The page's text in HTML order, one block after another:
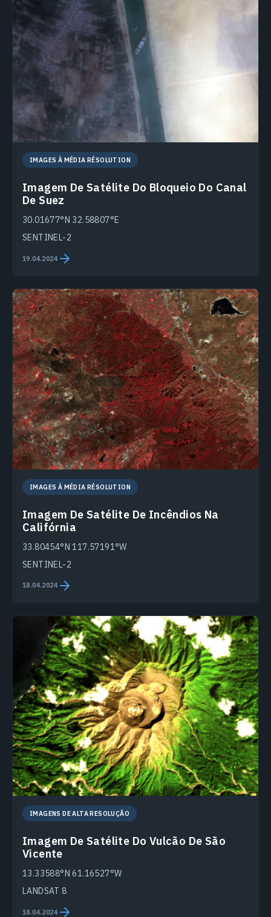
IMAGES À MÉDIA RÉSOLUTION
Imagem De Satélite Do Bloqueio Do Canal
De Suez
30.01677°N 32.58807°E
SENTINEL-2
19.04.2024
IMAGES À MÉDIA RÉSOLUTION
Imagem De Satélite De Incêndios Na
Califórnia
33.80454°N 117.57191°W
SENTINEL-2
18.04.2024
IMAGENS DE ALTA RESOLUÇÃO
Imagem De Satélite Do Vulcão De São
Vicente
13.33588°N 61.16527°W
LANDSAT 8
18.04.2024